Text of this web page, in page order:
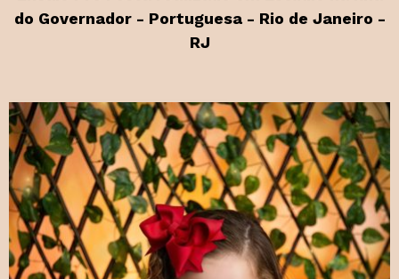
do Governador - Portuguesa - Rio de Janeiro -
RJ